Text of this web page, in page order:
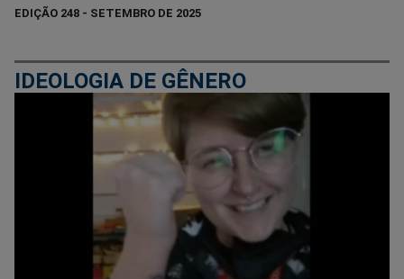
EDIÇÃO 248 - SETEMBRO DE 2025
IDEOLOGIA DE GÊNERO